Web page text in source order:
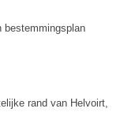
bestemmingsplan
rand van Helvoirt,